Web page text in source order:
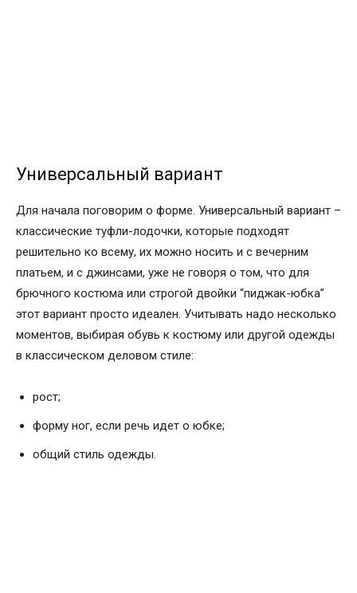
Универсальный вариант
Для начала поговорим о форме. Универсальный вариант –
классические туфли-лодочки, которые подходят
решительно ко всему, их можно носить и с вечерним
платьем, и с джинсами, уже не говоря о том, что для
брючного костюма или строгой двойки “пиджак-юбка”
этот вариант просто идеален. Учитывать надо несколько
моментов, выбирая обувь к костюму или другой одежды
в классическом деловом стиле:
рост;
форму ног, если речь идет о юбке;
общий стиль одежды.